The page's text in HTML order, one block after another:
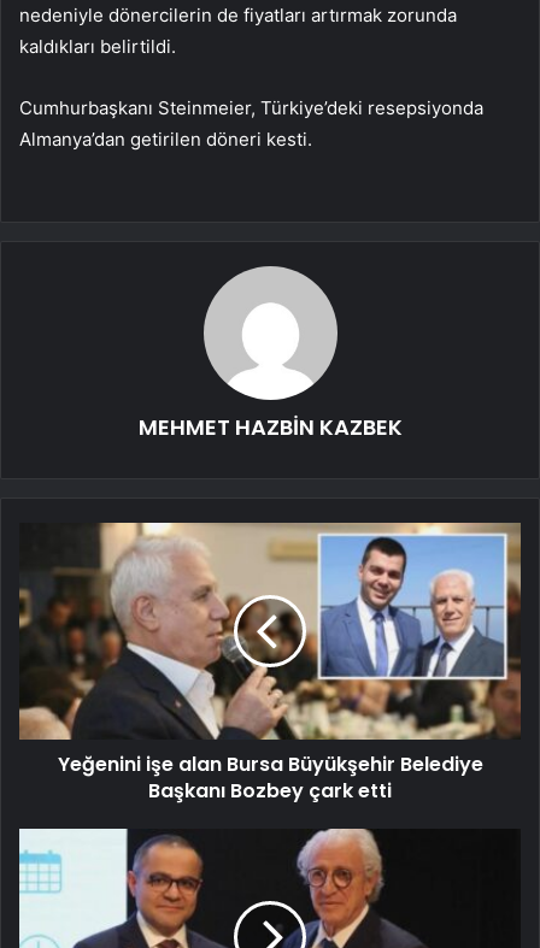
nedeniyle dönercilerin de fiyatları artırmak zorunda
kaldıkları belirtildi.
Cumhurbaşkanı Steinmeier, Türkiye’deki resepsiyonda
Almanya’dan getirilen döneri kesti.
MEHMET HAZBİN KAZBEK
Yeğenini işe alan Bursa Büyükşehir Belediye
Başkanı Bozbey çark etti